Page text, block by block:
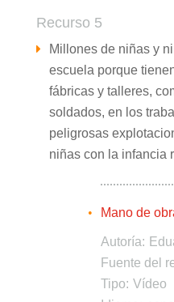
Recurso 5
Millones de niñas y
escuela porque
fábricas y talleres,
soldados, en los
peligrosas
niñas con la infancia
Mano de
Autoría:
Fuente del
Tipo: Vídeo